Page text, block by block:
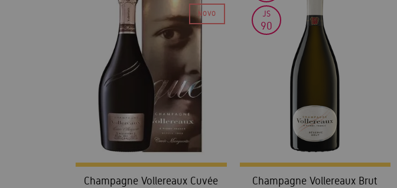
Champagne Vollereaux Cuvée
JS
90
Champagne Vollereaux Brut